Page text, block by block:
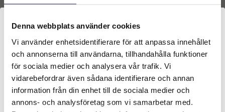
Denna webbplats använder cookies
Vi använder enhetsidentifierare för att anpassa innehållet
och annonserna till användarna, tillhandahålla funktioner
för sociala medier och analysera vår trafik. Vi
vidarebefordrar även sådana identifierare och annan
information från din enhet till de sociala medier och
annons- och analysföretag som vi samarbetar med.
Lägg till i
Välkommen till Webflower
Vilken typ av kund är du? Du kan alltid justera ditt val
längst upp på sidan.
Företagskund (exkl. moms)